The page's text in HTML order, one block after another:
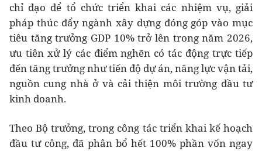
chỉ đạo để tổ chức triển khai các nhiệm vụ, giải
pháp thúc đẩy ngành xây dựng đóng góp vào mục
tiêu tăng trưởng GDP 10% trở lên trong năm 2026,
ưu tiên xử lý các điểm nghẽn có tác động trực tiếp
đến tăng trưởng như tiến độ dự án, năng lực vận tải,
nguồn cung nhà ở và cải thiện môi trường đầu tư
kinh doanh.
Theo Bộ trưởng, trong công tác triển khai kế hoạch
đầu tư công, đã phân bổ hết 100% phần vốn ngay